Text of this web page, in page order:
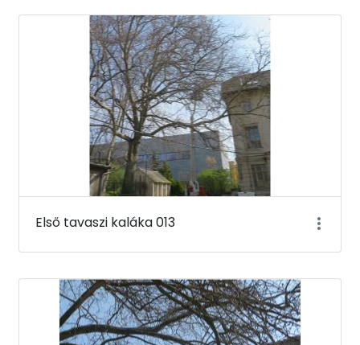
Első tavaszi kaláka 013